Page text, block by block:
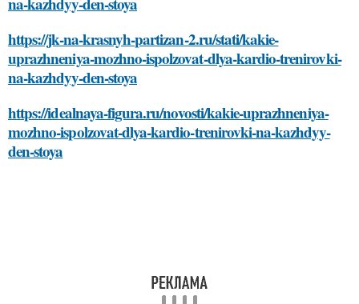
https://jk-na-krasnyh-partizan-2.ru/stati/kakie-
uprazhneniya-mozhno-ispolzovat-dlya-kardio-trenirovki-
na-kazhdyy-den-stoya
https://idealnaya-figura.ru/novosti/kakie-uprazhneniya-
mozhno-ispolzovat-dlya-kardio-trenirovki-na-kazhdyy-
den-stoya